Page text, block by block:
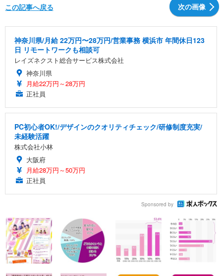
次の画像
この記事へ戻る
神奈川県/月給 22万円〜28万円/営業事務 横浜市 年間休日123
日 リモートワークも相談可
レイズネクスト総合サービス株式会社
神奈川県
月給22万円～28万円
正社員
PC初心者OK!/デザインのクオリティチェック/研修制度充実/
未経験活躍
株式会社小林
大阪府
月給28万円～50万円
正社員
Sponsored by